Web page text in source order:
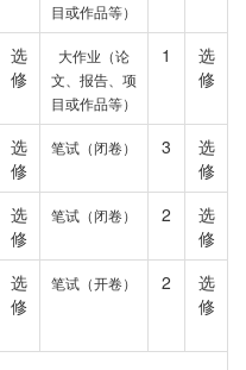
目或作品等）
选
修
大作业（论
文、报告、项
目或作品等）
1
选
修
选
修
笔试（闭卷） 3
选
修
选
修
笔试（闭卷） 2
选
修
选
修
笔试（开卷） 2
选
修